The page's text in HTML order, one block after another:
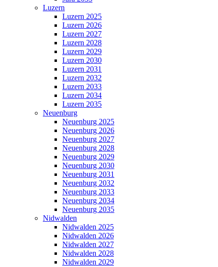
Luzern
Luzern 2025
Luzern 2026
Luzern 2027
Luzern 2028
Luzern 2029
Luzern 2030
Luzern 2031
Luzern 2032
Luzern 2033
Luzern 2034
Luzern 2035
Neuenburg
Neuenburg 2025
Neuenburg 2026
Neuenburg 2027
Neuenburg 2028
Neuenburg 2029
Neuenburg 2030
Neuenburg 2031
Neuenburg 2032
Neuenburg 2033
Neuenburg 2034
Neuenburg 2035
Nidwalden
Nidwalden 2025
Nidwalden 2026
Nidwalden 2027
Nidwalden 2028
Nidwalden 2029